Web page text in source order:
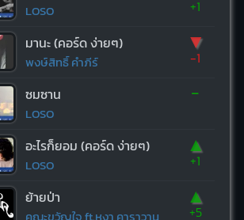
LOSO +1
มานะ (คอร์ด ง่ายๆ)
พงษ์สิทธิ์ คำภีร์
▼
-1
ซมซาน
LOSO
-
อะไรก็ยอม (คอร์ด ง่ายๆ)
LOSO
▲
+1
ย้ายป่า ▲
+5